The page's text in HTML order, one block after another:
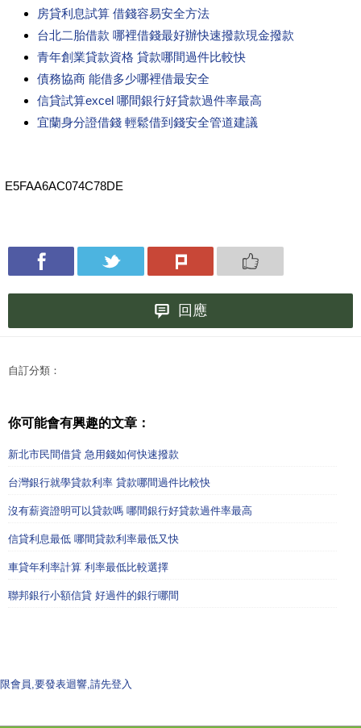
房貸利息試算 借錢容易安全方法
台北二胎借款 哪裡借錢最好辦快速撥款現金撥款
青年創業貸款資格 貸款哪間過件比較快
債務協商 能借多少哪裡借最安全
信貸試算excel 哪間銀行好貸款過件率最高
宜蘭身分證借錢 輕鬆借到錢安全管道建議
E5FAA6AC074C78DE
回應
自訂分類：
你可能會有興趣的文章：
新北市民間借貸 急用錢如何快速撥款
台灣銀行就學貸款利率 貸款哪間過件比較快
沒有薪資證明可以貸款嗎 哪間銀行好貸款過件率最高
信貸利息最低 哪間貸款利率最低又快
車貸年利率計算 利率最低比較選擇
聯邦銀行小額信貸 好過件的銀行哪間
限會員,要發表迴響,請先登入